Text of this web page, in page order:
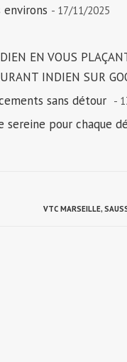
- 17/11/2025
EN VOUS
INDIEN SUR
sans détour -
pour chaque
VTC MARSEILLE,